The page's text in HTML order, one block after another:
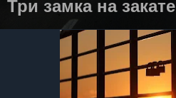
Три замка на закате